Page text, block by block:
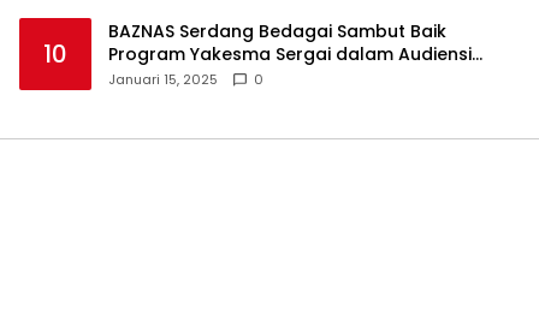
10
BAZNAS Serdang Bedagai Sambut Baik
Program Yakesma Sergai dalam Audiensi
Perkenalan Pengurus Baru
Januari 15, 2025 0